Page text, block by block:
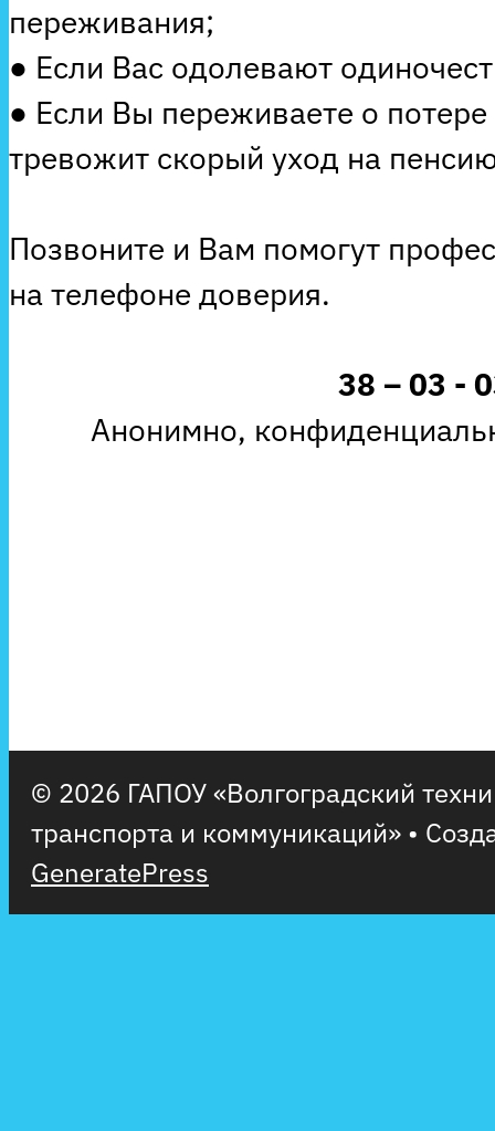
переживания;
● Если Вас одолевают
● Если Вы переживаете о
тревожит скорый уход на
Позвоните и Вам помогут
на телефоне доверия.
38 – 03 -
Анонимно,
© 2026 ГАПОУ «Волгоградский
транспорта и коммуникаций» •
GeneratePress